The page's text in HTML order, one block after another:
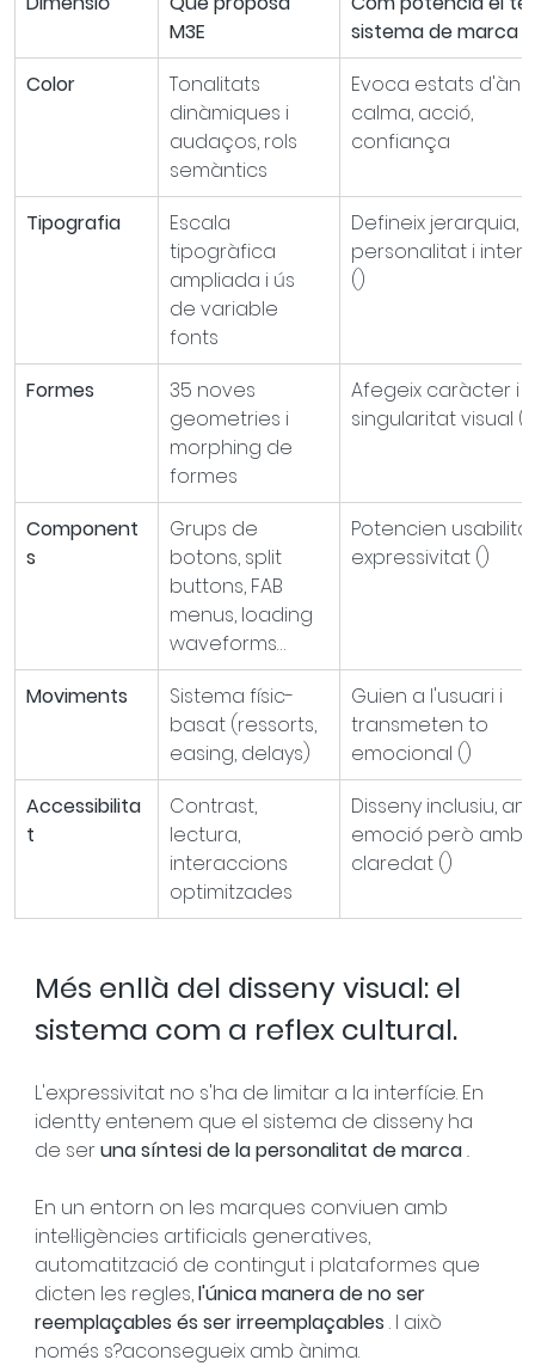
M3E
sistema de marca
Color
Tonalitats
dinàmiques i
audaços, rols
semàntics
Evoca estats
calma, acció,
confiança
Tipografia
Escala
tipogràfica
ampliada i ús
de variable
fonts
Defineix jerarquia,
personalitat i
()
Formes
35 noves
geometries i
morphing de
formes
Afegeix caràcter i
singularitat visual ()
Component
s
Grups de
botons, split
buttons, FAB
menus, loading
waveforms…
Potencien
expressivitat ()
Moviments
Sistema físic-
basat (ressorts,
easing, delays)
Guien a l'usuari i
transmeten to
emocional ()
Accessibilita
t
Contrast,
lectura,
interaccions
optimitzades
Disseny inclusiu,
emoció però amb
claredat ()
Més enllà del disseny visual: el
sistema com a reflex cultural.
L'expressivitat no s'ha de limitar a la interfície. En
identty entenem que el sistema de disseny ha
de ser una síntesi de la personalitat de marca.
En un entorn on les marques conviuen amb
intel·ligències artificials generatives,
automatització de contingut i plataformes que
dicten les regles, l'única manera de no ser
reemplaçables és ser irreemplaçables . I això
només s?aconsegueix amb ànima.